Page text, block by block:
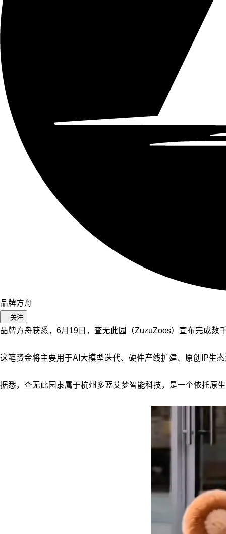
品牌方舟
关注
品牌方舟获悉，6月19日，查无此园（ZuzuZoos）宣布完成数
这笔资金将主要用于AI大模型迭代、硬件产线扩建、原创IP生
据悉，查无此园隶属于杭州多蓝艾梦智能科技，是一个依托原